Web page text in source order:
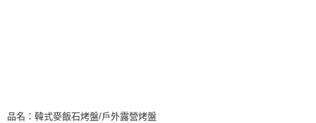
品名：韓式麥飯石烤盤/戶外露營烤盤